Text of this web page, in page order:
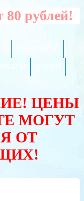
80 рублей!
ЦЕНЫ
МОГУТ
ОТ